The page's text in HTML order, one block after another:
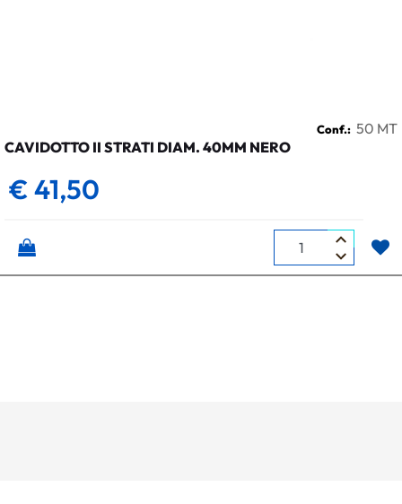
Conf.: 50 MT
CAVIDOTTO II STRATI DIAM. 40MM NERO
€ 41,50
Quantità